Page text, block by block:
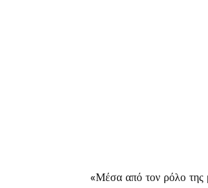
«Μέσα από τον ρόλο της